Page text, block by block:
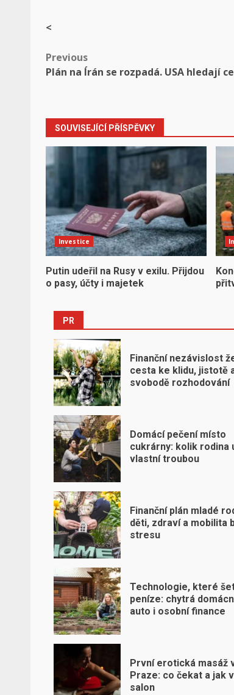
<
Post
Previous
Plán na Írán se rozpadá. USA hledají
SOUVISEJÍCÍ PŘÍSPĚVKY
Investice
Putin udeřil na Rusy v exilu. Přijdou
o pasy, účty i majetek
PR
Finanční nezávislost
cesta ke klidu, jistotě
svobodě rozhodování
Domácí pečení místo
cukrárny: kolik rodina
vlastní troubou
Finanční plán mladé
děti, zdraví a mobilita
stresu
Technologie, které
peníze: chytrá
auto i osobní finance
První erotická masáž
Praze: co čekat a jak
salon